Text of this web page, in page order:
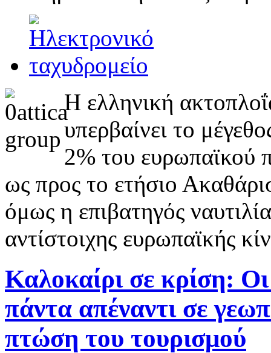
Η ελληνική
υπερβαίνει το
2% του ευρωπαϊκού
ως προς το ετήσιο
όμως η επιβατηγός
αντίστοιχης ευρωπαϊκής
Καλοκαίρι σε κρίση:
πάντα απέναντι σε
πτώση του τουρισμού